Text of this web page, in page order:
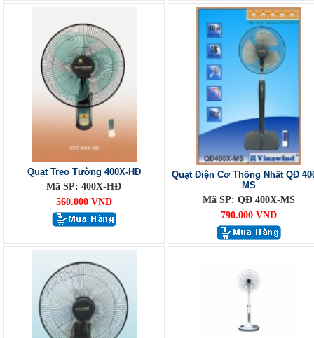
Quạt Treo Tường 400X-HĐ
Mã SP: 400X-HĐ
560.000 VND
Quạt Điện Cơ Thống Nhất QĐ
MS
Mã SP: QĐ 400X-MS
790.000 VND